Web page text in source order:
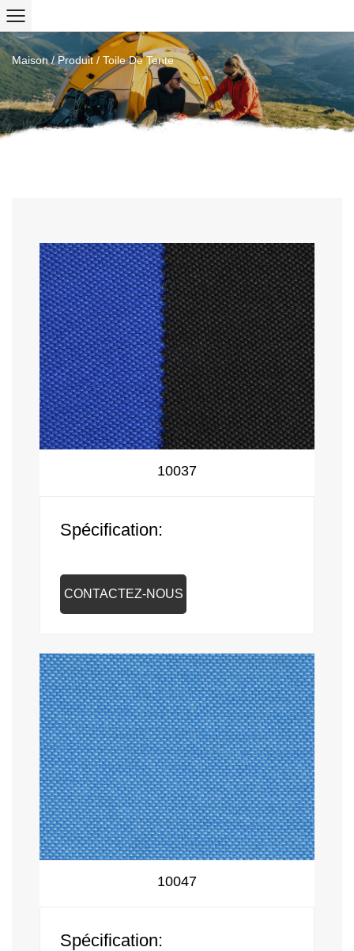
Maison/Produit/ Toile De Tente
10037
Spécification:
CONTACTEZ-NOUS
10047
Spécification: